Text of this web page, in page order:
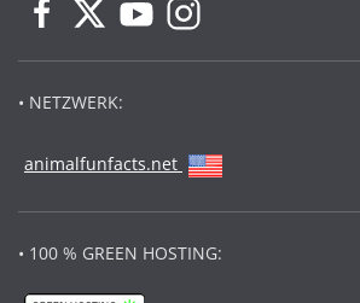
• NETZWERK:
animalfunfacts.net
• 100 % GREEN HOSTING: